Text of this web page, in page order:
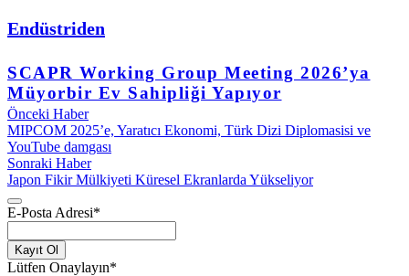
Endüstriden
SCAPR Working Group Meeting 2026’ya
Müyorbir Ev Sahipliği Yapıyor
Önceki Haber
MIPCOM 2025’e, Yaratıcı Ekonomi, Türk Dizi Diplomasisi ve
YouTube damgası
Sonraki Haber
Japon Fikir Mülkiyeti Küresel Ekranlarda Yükseliyor
E-Posta Adresi*
Kayıt Ol
Lütfen Onaylayın*